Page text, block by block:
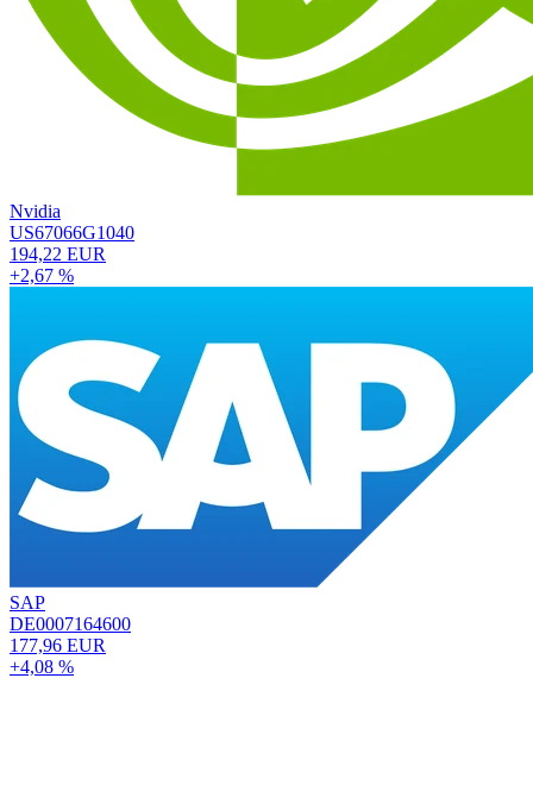
Nvidia
US67066G1040
194,22 EUR
+2,67 %
SAP
DE0007164600
177,96 EUR
+4,08 %